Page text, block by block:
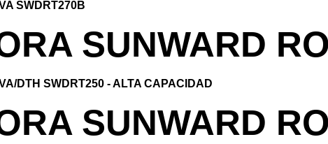
SUNWARD
SUNWARD